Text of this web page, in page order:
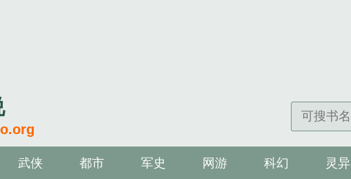
武侠 都市 军史 网游 科幻 灵异